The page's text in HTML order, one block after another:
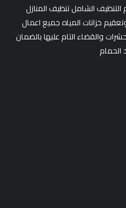
الشامل تنظيف المنازل
خزانات المياه جميع اعمال
والقضاء التام عليها بالضمان